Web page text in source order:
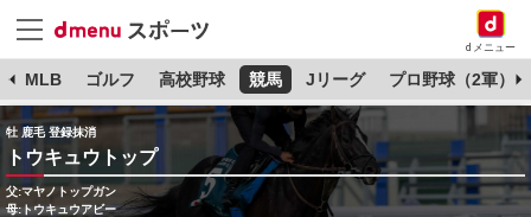
dメニュー
MLB ゴルフ 高校野球 競馬 Jリーグ プロ野球（2軍）
牡 鹿毛 登録抹消
トウキュウトップ
父:マヤノトップガン
母:トウキュウアビー